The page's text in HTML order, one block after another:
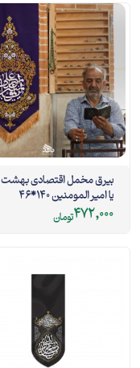
بیرق مخمل اقتصادی بهشت
یا امیر المومنین 140*46
472,000تومان